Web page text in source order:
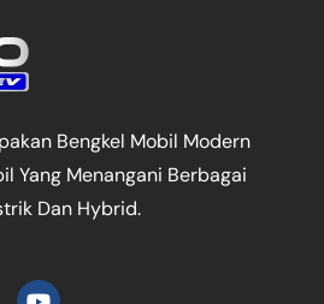
Bengkel Mobil Modern
Yang Menangani Berbagai
Dan Hybrid.